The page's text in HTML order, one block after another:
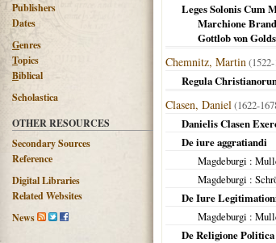
Publishers
Dates
Genres
Topics
Biblical
Scholastica
OTHER RESOURCES
Secondary Sources
Reference
Digital Libraries
Related Websites
News
Leges Solonis Cum
Marchione
Gottlob von
Chemnitz, Martin
Regula
Clasen, Daniel(1622-
Danielis Clasen
De iure aggratiandi
Magdeburgi :
Magdeburgi :
De Iure
Magdeburgi :
De Religione